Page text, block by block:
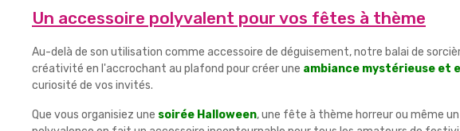
Un accessoire polyvalent pour vos fêtes à thème
Au-delà de son utilisation comme accessoire de déguisement, notre balai de
créativité en l'accrochant au plafond pour créer une ambiance mystérieuse et
curiosité de vos invités.
Que vous organisiez une soirée Halloween, une fête à thème horreur ou même